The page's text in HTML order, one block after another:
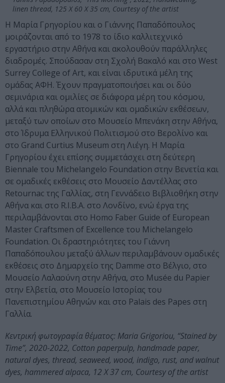
linen thread, 125 X 60 X 35 cm, Courtesy of the artist
Η Μαρία Γρηγορίου και ο Γιάννης Παπαδόπουλος
μοιράζονται από το 1978 το ίδιο καλλιτεχνικό
εργαστήριο στην Αθήνα και ακολουθούν παράλληλες
διαδρομές. Σπούδασαν στη Σχολή Βακαλό και στο West
Surrey College of Art, και είναι ιδρυτικά μέλη της
ομάδας ΑΦΗ. Έχουν πραγματοποιήσει και οι δύο
σεμινάρια και ομιλίες σε διάφορα μέρη του κόσμου,
αλλά και πληθώρα ατομικών και ομαδικών εκθέσεων,
μεταξύ των οποίων στο Μουσείο Μπενάκη στην Αθήνα,
στο Ίδρυμα Ελληνικού Πολιτισμού στο Βερολίνο και
στο Grand Curtius Μuseum στη Λιέγη. Η Μαρία
Γρηγορίου έχει επίσης συμμετάσχει στη δεύτερη
Biennale του Michelangelo Foundation στην Βενετία και
σε ομαδικές εκθέσεις στο Μουσείο Δαντέλλας στο
Retournac της Γαλλίας, στη Γεννάδειο Βιβλιοθήκη στην
Αθήνα και στο R.I.B.A. στο Λονδίνο, ενώ έργα της
περιλαμβάνονται στο Homo Faber Guide of European
Master Craftsmen of Excellence του Michelangelo
Foundation. Οι δραστηριότητες του Γιάννη
Παπαδόπουλου μεταξύ άλλων περιλαμβάνουν ομαδικές
εκθέσεις στο Δημαρχείο της Damme στο Βέλγιο, στο
Μουσείο Λαλαούνη στην Αθήνα, στο Musée du Papier
στην Ελβετία, στο Μουσείο Ιστορίας του
Πανεπιστημίου Αθηνών και στο Palais des Papes στη
Γαλλία.
Κεντρική φωτογραφία θέματος: Maria Grigoriou, “Stained by
Time”, 2020-2022, Cotton paperpulp, handmade paper,
natural dyes, thread, seaweed, wood, indigo, rust, and walnut
dyes, hammered alpaca, 12 Χ 37 cm, Courtesy of the artist